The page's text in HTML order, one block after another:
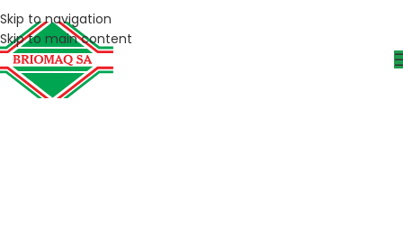
Skip to navigation
Skip to main content